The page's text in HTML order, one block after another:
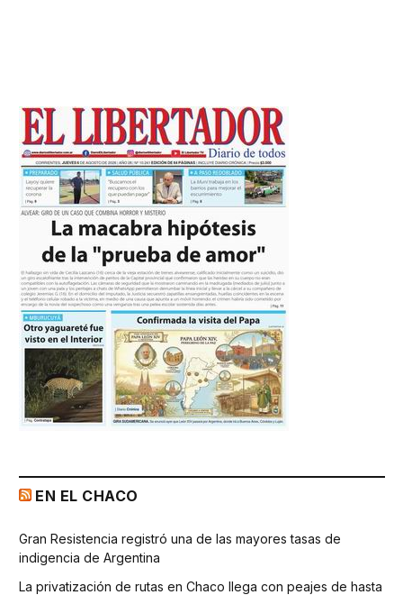
EN EL CHACO
Gran Resistencia registró una de las mayores tasas de
indigencia de Argentina
La privatización de rutas en Chaco llega con peajes de hasta